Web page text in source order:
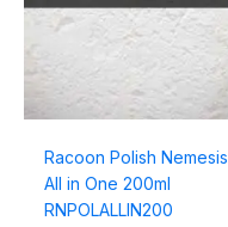
Racoon Polish Nemesis
All in One 200ml
RNPOLALLIN200